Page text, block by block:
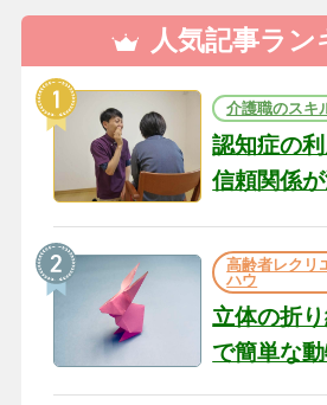
人気記事ラン
介護職のスキ
認知症の
信頼関係
の現場か
高齢者レクリ
ハウ
立体の折
で簡単な